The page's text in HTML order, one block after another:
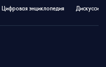
Цифровая энциклопедия